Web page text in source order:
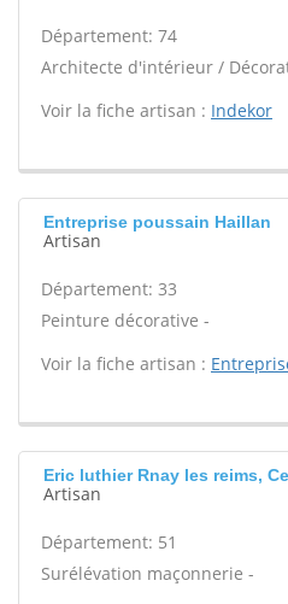
Département: 74
Architecte d'intérieur /
Voir la fiche artisan : Indekor
Entreprise poussain Haillan
Artisan
Département: 33
Peinture décorative -
Voir la fiche artisan :
Eric luthier Rnay les reims,
Artisan
Département: 51
Surélévation maçonnerie -